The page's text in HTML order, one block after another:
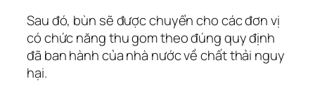
Sau đó, bùn sẽ được chuyển cho các đơn vị
có chức năng thu gom theo đúng quy định
đã ban hành của nhà nước về chất thải nguy
hại.